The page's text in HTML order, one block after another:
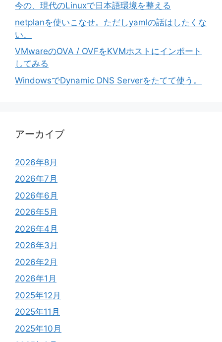
今の、現代のLinuxで日本語環境を整える
netplanを使いこなせ。ただしyamlの話はしたくな
い。
VMwareのOVA / OVFをKVMホストにインポート
してみる
WindowsでDynamic DNS Serverをたてて使う。
アーカイブ
2026年8月
2026年7月
2026年6月
2026年5月
2026年4月
2026年3月
2026年2月
2026年1月
2025年12月
2025年11月
2025年10月